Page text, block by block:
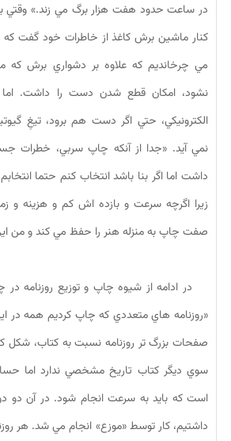
در ساعت حدود هفت هزار برگ مي زند.» وقتي
كنار ماشين برش كاغذ از خاطرات خود گفت كه
مي چرخانديم كه علاوه بر دشواري برش كه
نشود، امكان قطع شدن دست را داشت. اما
الكترونيكي، حتي اگر دست هم برود، تيغِ
نمي آيد. «جدا از آنكه چاپ سربي، خطرات
داشت اما اگر بنا باشد انتخاب كنم حتما
زيرا اگرچه سرعت و بازده اش كم و هزينه و
صفت چاپ به منزله هنر را حفظ مي كند و من
در ادامه از شيوه چاپ و توزيع روزنامه
«روزنامه هاي متعددي كه چاپ كرديم همه در
صفحات بزرگ تر روزنامه نسبت به كتاب، شكل
سوي ديگر كتاب تاريخ مشخصي ندارد اما
است كه بايد به سرعت انجام شود. در آن دو
داشتيم، كار توسط «موزع» انجام مي شد. هر